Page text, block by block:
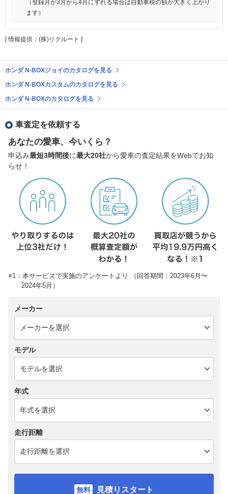
（登録月が3月から4月にずれる場合は自動車税の額が大きく上がり
ます）
[ 情報提供：(株)リクルート ]
ホンダ N-BOXジョイのカタログを見る
ホンダ N-BOXカスタムのカタログを見る
ホンダ N-BOXのカタログを見る
車査定を依頼する
あなたの愛車、今いくら？
申込み最短3時間後に最大20社から愛車の査定結果をWebでお知
らせ！
※1：本サービスで実施のアンケートより （回答期間：2023年6月〜
2024年5月）
メーカー
モデル
年式
走行距離
見積りスタート